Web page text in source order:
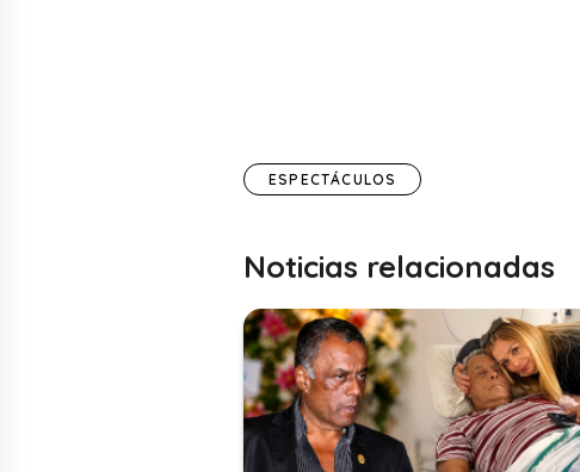
ESPECTÁCULOS
Noticias relacionadas